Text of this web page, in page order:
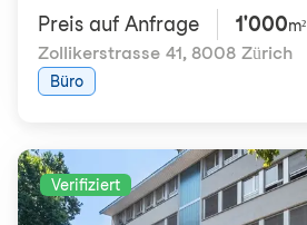
Preis auf Anfrage 1'000m²
Zollikerstrasse 41, 8008 Zürich
Büro
Verifiziert